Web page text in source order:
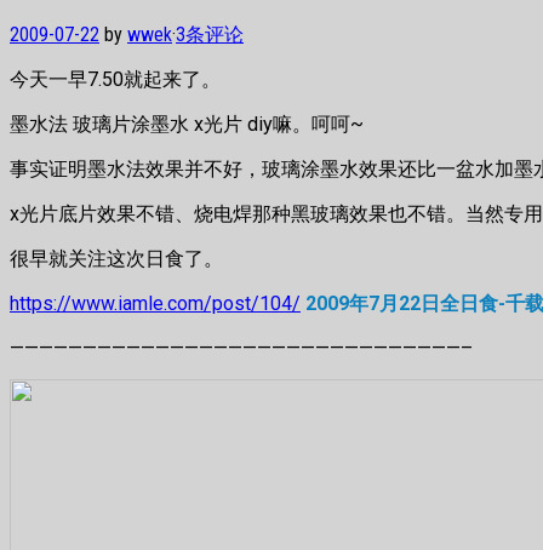
2009-07-22 by wwek·3条评论
今天一早7.50就起来了。
墨水法 玻璃片涂墨水 x光片 diy嘛。呵呵~
事实证明墨水法效果并不好，玻璃涂墨水效果还比一盆水加墨
x光片底片效果不错、烧电焊那种黑玻璃效果也不错。当然专
很早就关注这次日食了。
https://www.iamle.com/post/104/ 2009年7月22日全日食-千
———————————————————————————————–